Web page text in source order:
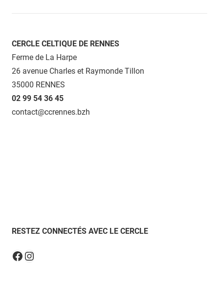
CERCLE CELTIQUE DE RENNES
Ferme de La Harpe
26 avenue Charles et Raymonde Tillon
35000 RENNES
02 99 54 36 45
contact@ccrennes.bzh
RESTEZ CONNECTÉS AVEC LE CERCLE
Facebook
Instagram